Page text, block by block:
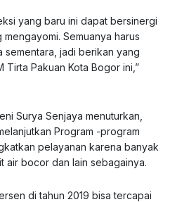
yang baru ini dapat bersinergi
Semuanya harus
sementara, jadi berikan yang
Tirta Pakuan Kota Bogor ini,”
Surya Senjaya menuturkan,
Program -program
pelayanan karena banyak
air bocor dan lain sebagainya.
di tahun 2019 bisa tercapai